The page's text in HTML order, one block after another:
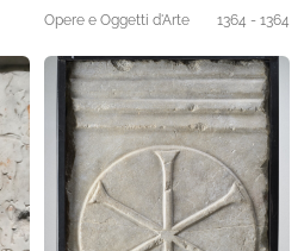
Opere e Oggetti d'Arte
1364 - 1364